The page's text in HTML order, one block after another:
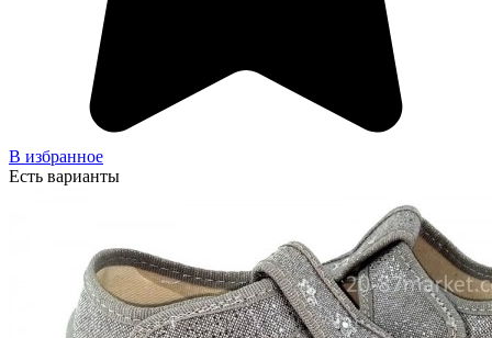
В избранное
Есть варианты